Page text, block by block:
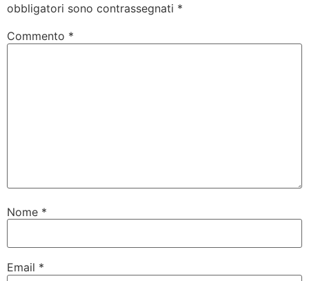
obbligatori sono contrassegnati *
Commento *
Nome *
Email *